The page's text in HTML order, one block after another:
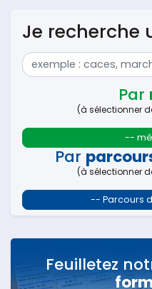
Je recherche
Par
(à sélectionner
--
Par
(à sélectionner
-- Parcours
Feuilletez